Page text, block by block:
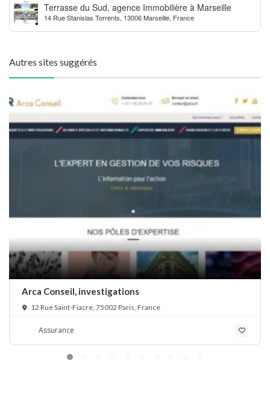
Terrasse du Sud, agence Immobilière à Marseille
14 Rue Stanislas Torrents, 13006 Marseille, France
Autres sites suggérés
Arca Conseil, investigations
12 Rue Saint-Fiacre, 75002 Paris, France
Assurance